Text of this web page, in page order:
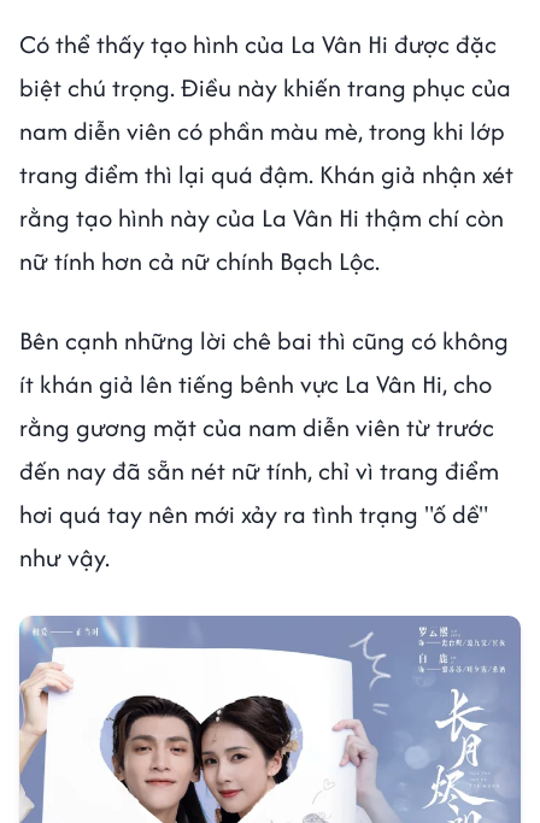
Có thể thấy tạo hình của La Vân Hi được đặc
biệt chú trọng. Điều này khiến trang phục của
nam diễn viên có phần màu mè, trong khi lớp
trang điểm thì lại quá đậm. Khán giả nhận xét
rằng tạo hình này của La Vân Hi thậm chí còn
nữ tính hơn cả nữ chính Bạch Lộc.
Bên cạnh những lời chê bai thì cũng có không
ít khán giả lên tiếng bênh vực La Vân Hi, cho
rằng gương mặt của nam diễn viên từ trước
đến nay đã sẵn nét nữ tính, chỉ vì trang điểm
hơi quá tay nên mới xảy ra tình trạng "ố dề"
như vậy.